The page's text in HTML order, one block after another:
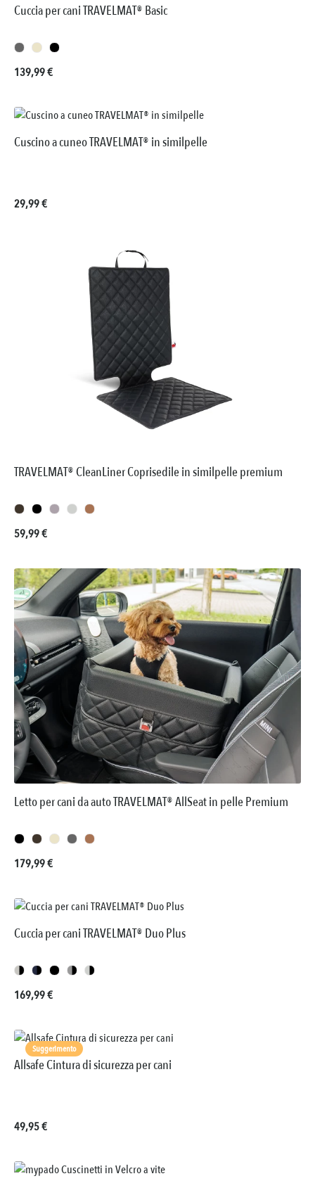
Cuccia per cani TRAVELMAT® Basic
Prezzo normale:
139,99 €
Cuscino a cuneo TRAVELMAT® in similpelle
Prezzo normale:
29,99 €
TRAVELMAT® CleanLiner Coprisedile in similpelle premium
Prezzo normale:
59,99 €
Letto per cani da auto TRAVELMAT® AllSeat in pelle Premium
Prezzo normale:
179,99 €
Cuccia per cani TRAVELMAT® Duo Plus
Prezzo normale:
169,99 €
Suggerimento
Allsafe Cintura di sicurezza per cani
Prezzo normale:
49,95 €